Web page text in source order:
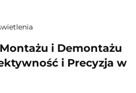
i Demontażu
i Precyzja w